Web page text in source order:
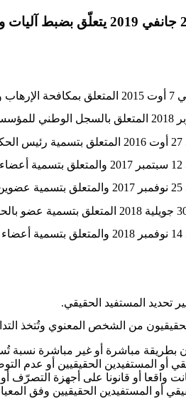
تحديد المستفيد الحقيقي.
من الشخص المعنوي وتُتخذ
مباشرة نسبة تُساوي أو تفوق 20% من رأس المال أو
أو المستفيدين الحقيقيين أو عدم
واقعا أو قانونا على أجهزة
أو المستفيدين الحقيقيين وفق